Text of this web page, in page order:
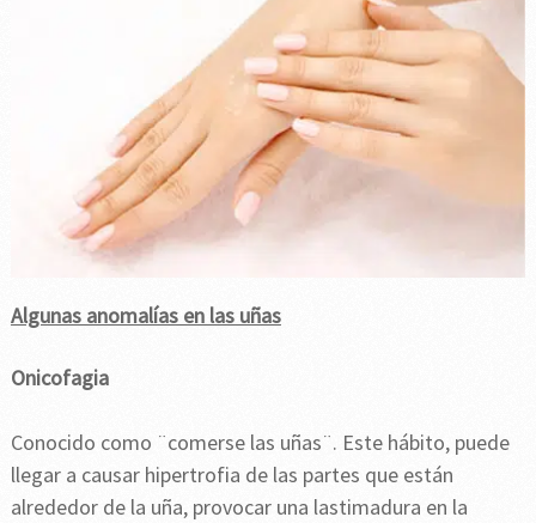
Algunas anomalías en las uñas
Onicofagia
Conocido como ¨comerse las uñas¨. Este hábito, puede
llegar a causar hipertrofia de las partes que están
alrededor de la uña, provocar una lastimadura en la